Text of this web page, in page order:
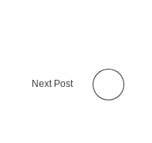
Next Post